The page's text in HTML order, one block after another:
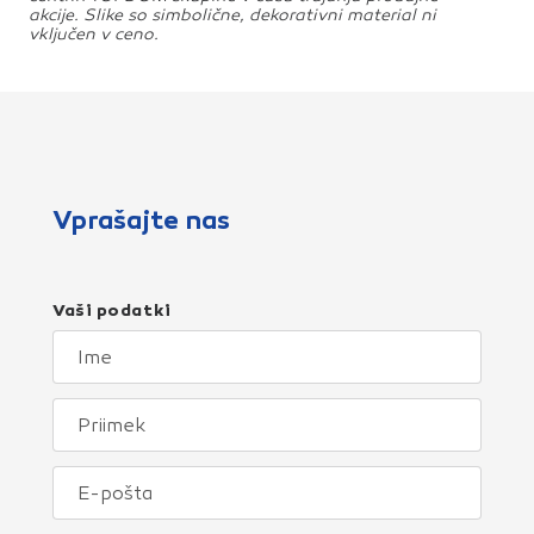
akcije. Slike so simbolične, dekorativni material ni
vključen v ceno.
Vprašajte nas
Vaši podatki